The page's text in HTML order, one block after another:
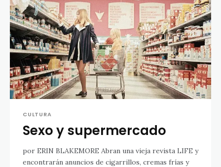
CULTURA
Sexo y supermercado
por ERIN BLAKEMORE Abran una vieja revista LIFE y
encontrarán anuncios de cigarrillos, cremas frías y